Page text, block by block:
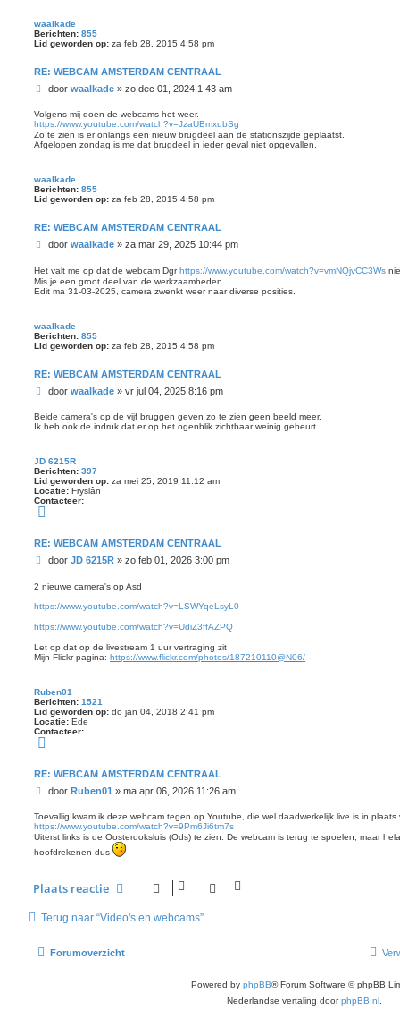
h
t
waalkade
Berichten: 855
Lid geworden op: za feb 28, 2015 4:58 pm
RE: WEBCAM AMSTERDAM CENTRAAL
B
r
i
c
h
door waalkade» zo dec 01, 2024 1:43 am
Volgens mij doen de webcams het weer.
https://www.youtube.com/watch?v=JzaUBmxubSg
Zo te zien is er onlangs een nieuw brugdeel aan de stationszijde geplaatst.
Afgelopen zondag is me dat brugdeel in ieder geval niet opgevallen.
waalkade
Berichten: 855
Lid geworden op: za feb 28, 2015 4:58 pm
RE: WEBCAM AMSTERDAM CENTRAAL
B
r
i
c
door waalkade» za mar 29, 2025 10:44 pm
Het valt me op dat de webcam Dgrhttps://www.youtube.com/watch?v=vmNQjvCC3Ws
Mis je een groot deel van de werkzaamheden.
Edit ma 31-03-2025, camera zwenkt weer naar diverse posities.
waalkade
Berichten: 855
Lid geworden op: za feb 28, 2015 4:58 pm
RE: WEBCAM AMSTERDAM CENTRAAL
B
r
i
t
door waalkade» vr jul 04, 2025 8:16 pm
Beide camera's op de vijf bruggen geven zo te zien geen beeld meer.
Ik heb ook de indruk dat er op het ogenblik zichtbaar weinig gebeurt.
JD 6215R
Berichten: 397
Lid geworden op: za mei 25, 2019 11:12 am
Locatie: Fryslân
Contacteer:
t
a
c
e
J
6
1
5
RE: WEBCAM AMSTERDAM CENTRAAL
B
r
c
t
door JD 6215R» zo feb 01, 2026 3:00 pm
2 nieuwe camera's op Asd
https://www.youtube.com/watch?v=LSWYqeLsyL0
https://www.youtube.com/watch?v=UdiZ3ffAZPQ
Let op dat op de livestream 1 uur vertraging zit
Mijn Flickr pagina: https://www.flickr.com/photos/187210110@N06/
Ruben01
Berichten: 1521
Lid geworden op: do jan 04, 2018 2:41 pm
Locatie: Ede
Contacteer:
t
a
c
e
r
R
u
b
0
RE: WEBCAM AMSTERDAM CENTRAAL
B
r
i
c
h
door Ruben01 » ma apr 06, 2026 11:26 am
Toevallig kwam ik deze webcam tegen op Youtube, die wel daadwerkelijk live is in
https://www.youtube.com/watch?v=9Pm6Ji6tm7s
Uiterst links is de Oosterdoksluis (Ods) te zien. De webcam is terug te spoelen, maar
hoofdrekenen dus
Plaats reactie
Terug naar “Video's en webcams”
Forumoverzicht
Powered by phpBB® Forum Software © phpBB
Nederlandse vertaling doorphpBB.nl.